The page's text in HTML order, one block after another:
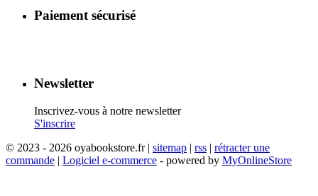
Paiement sécurisé
Newsletter
Inscrivez-vous à notre newsletter
S'inscrire
© 2023 - 2026 oyabookstore.fr | sitemap | rss | rétracter une
commande | Logiciel e-commerce - powered by MyOnlineStore